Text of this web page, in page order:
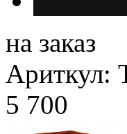
на заказ
Ариткул:
5 700